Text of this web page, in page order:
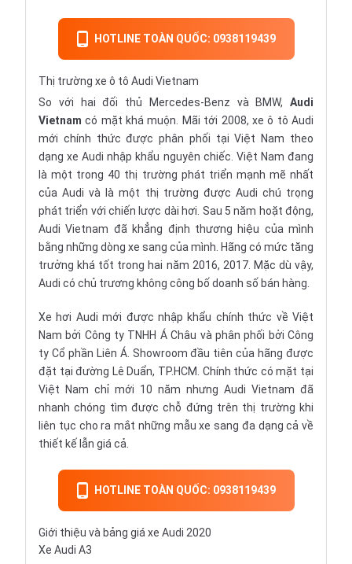
HOTLINE TOÀN QUỐC: 0938119439
Thị trường xe ô tô Audi Vietnam
So với hai đối thủ Mercedes-Benz và BMW, Audi
Vietnam có mặt khá muộn. Mãi tới 2008, xe ô tô Audi
mới chính thức được phân phối tại Việt Nam theo
dạngxe Audi nhập khẩu nguyên chiếc. Việt Nam đang
là một trong 40 thị trường phát triển mạnh mẽ nhất
của Audi và là một thị trường được Audi chú trọng
phát triển với chiến lược dài hơi. Sau 5 năm hoặt động,
Audi Vietnam đã khẳng định thương hiệu của mình
bằng những dòng xe sang của mình. Hãng có mức tăng
trưởng khá tốt trong hai năm 2016, 2017. Mặc dù vậy,
Audi có chủ trương không công bố doanh số bán hàng.
Xe hơi Audi mới được nhập khẩu chính thức về Việt
Nam bởi Công ty TNHH Á Châu và phân phối bởi Công
ty Cổ phần Liên Á. Showroom đầu tiên của hãng được
đặt tại đường Lê Duẩn, TP.HCM. Chính thức có mặt tại
Việt Nam chỉ mới 10 năm nhưng Audi Vietnam đã
nhanh chóng tìm được chỗ đứng trên thị trường khi
liên tục cho ra mắt những mẫu xe sang đa dạng cả về
thiết kế lẫn giá cả.
HOTLINE TOÀN QUỐC: 0938119439
Giới thiệu và bảng giá xe Audi 2020
Xe Audi A3